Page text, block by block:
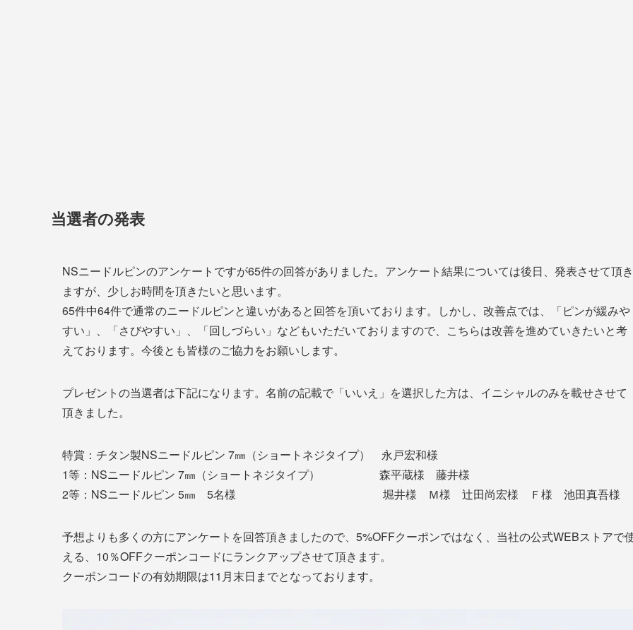
当選者の発表
NSニードルピンのアンケートですが65件の回答がありました。アンケート結果については後日、発表させて頂き
ますが、少しお時間を頂きたいと思います。
65件中64件で通常のニードルピンと違いがあると回答を頂いております。しかし、改善点では、「ピンが緩みや
すい」、「さびやすい」、「回しづらい」などもいただいておりますので、こちらは改善を進めていきたいと考
えております。今後とも皆様のご協力をお願いします。
プレゼントの当選者は下記になります。名前の記載で「いいえ」を選択した方は、イニシャルのみを載せさせて
頂きました。
特賞：チタン製NSニードルピン 7㎜（ショートネジタイプ） 永戸宏和様
1等：NSニードルピン 7㎜（ショートネジタイプ） 森平蔵様 藤井様
2等：NSニードルピン 5㎜ 5名様 堀井様 Ｍ様 辻田尚宏様 Ｆ様 池田真吾様
予想よりも多くの方にアンケートを回答頂きましたので、5%OFFクーポンではなく、当社の公式WEBストアで
える、10％OFFクーポンコードにランクアップさせて頂きます。
クーポンコードの有効期限は11月末日までとなっております。